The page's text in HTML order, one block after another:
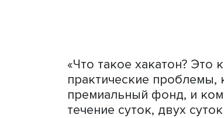
Хакатоны
технологий
кабинета министров
Путин в июле.